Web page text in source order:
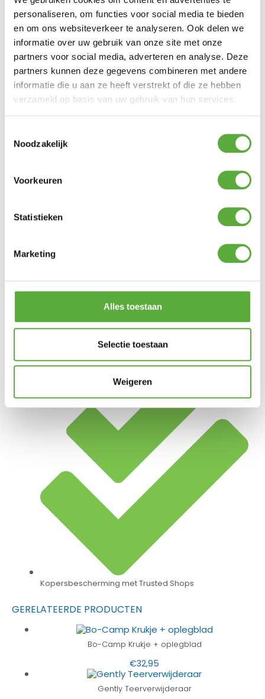
personaliseren, om functies voor social media te bieden
en om ons websiteverkeer te analyseren. Ook delen we
informatie over uw gebruik van onze site met onze
partners voor social media, adverteren en analyse. Deze
partners kunnen deze gegevens combineren met andere
informatie die u aan ze heeft verstrekt of die ze hebben
verzameld op basis van uw gebruik van hun services.
Noodzakelijk
Voorkeuren
Statistieken
Marketing
Alles toestaan
Selectie toestaan
Weigeren
Gratis verzending vanaf €250,-*
Achteraf betalen mogelijk
Kopersbescherming met Trusted Shops
GERELATEERDE PRODUCTEN
Bo-Camp Krukje + oplegblad
€32,95
Gently Teerverwijderaar